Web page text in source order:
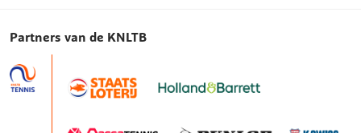
Partners van de KNLTB